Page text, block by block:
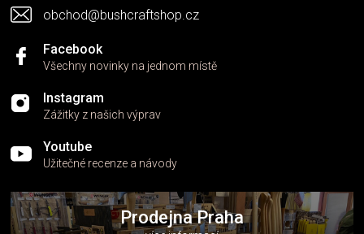
obchod@bushcraftshop.cz
Facebook
Všechny novinky na jednom místě
Instagram
Zážitky z našich výprav
Youtube
Užitečné recenze a návody
Prodejna Praha